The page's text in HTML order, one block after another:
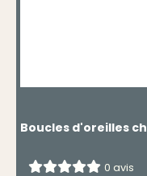
Boucles d'oreilles
0 avis